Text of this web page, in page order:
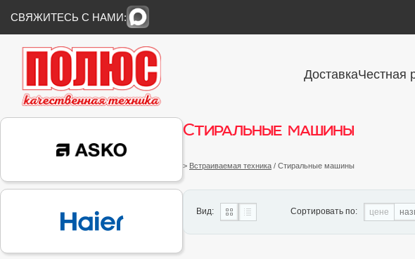
СВЯЖИТЕСЬ С НАМИ:
ДоставкаЧестная
Стиральные машины
> Встраиваемая техника / Стиральные машины
Вид: Сортировать по: цене